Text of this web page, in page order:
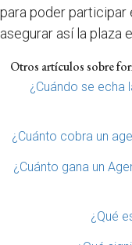
para poder participar
asegurar así la plaza
Otros artículos sobre
¿Cuándo se echa
¿Cuánto cobra un
¿Cuánto gana un
¿Qué